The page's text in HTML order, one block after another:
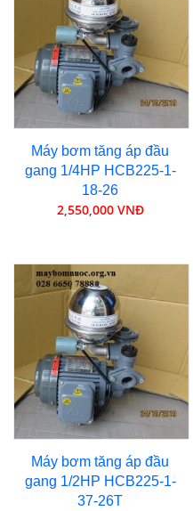
Máy bơm tăng áp đầu
gang 1/4HP HCB225-1-
18-26
2,550,000 VNĐ
Máy bơm tăng áp đầu
gang 1/2HP HCB225-1-
37-26T